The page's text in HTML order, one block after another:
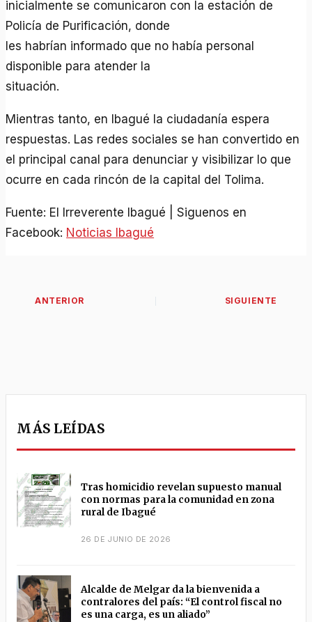
inicialmente se comunicaron con la estación de
Policía de Purificación, donde
les habrían informado que no había personal
disponible para atender la
situación.
Mientras tanto, en Ibagué la ciudadanía espera
respuestas. Las redes sociales se han convertido en
el principal canal para denunciar y visibilizar lo que
ocurre en cada rincón de la capital del Tolima.
Fuente: El Irreverente Ibagué | Siguenos en
Facebook: Noticias Ibagué
MÁS LEÍDAS
Tras homicidio revelan supuesto manual
con normas para la comunidad en zona
rural de Ibagué
26 DE JUNIO DE 2026
Alcalde de Melgar da la bienvenida a
contralores del país: “El control fiscal no
es una carga, es un aliado”